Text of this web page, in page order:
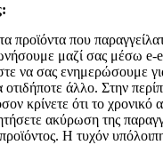
προϊόντα που
μαζί σας μέσω e-
να σας ενημερώσουμε
οτιδήποτε άλλο. Στην
κρίνετε ότι το χρονικό
ακύρωση της
Η τυχόν